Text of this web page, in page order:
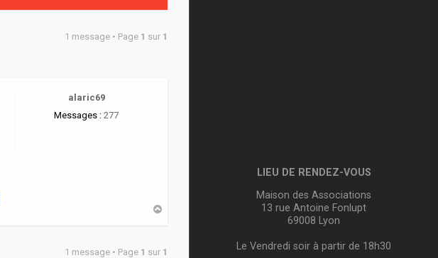
1 message • Page 1 sur 1
alaric69
Messages : 277
1 message • Page 1 sur 1
LIEU DE RENDEZ-VOUS
Maison des Associations
13 rue Antoine Fonlupt
69008 Lyon
Le Vendredi soir à partir de 18h30